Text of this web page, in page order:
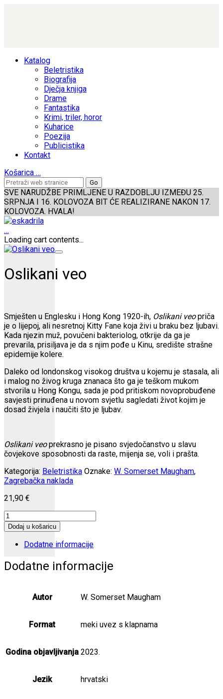
Katalog
Beletristika
Biografija
Dječja knjiga
Drame
Fantastika
Krimi, triler, horor
Kuharice
Poezija
Publicistika
Kontakt
Košarica …
SVE NARUDŽBE PRIMLJENE U RAZDOBLJU IZMEĐU 25.
SRPNJA I 16. KOLOVOZA BIT ĆE REALIZIRANE NAKON 17.
KOLOVOZA. HVALA!
…
Loading cart contents...
Oslikani veo
Smješten u Englesku i Hong Kong 1920-ih, Oslikani veopriča
je o lijepoj, ali nesretnoj Kitty Fane koja živi u braku bez ljubavi.
Kada njezin muž, povučeni bakteriolog, otkrije da ga je
prevarila, prisiljava je da s njim pođe u Kinu, središte strašne
epidemije kolere.
Daleko od londonskog visokog društva u kojemu je stasala, ali
i malog no živog kruga znanaca što ga je teškom mukom
stvorila u Hong Kongu, sada je pod pritiskom novoprobuđene
savjesti prinuđena u novom svjetlu sagledati život kojim je
dosad živjela i naučiti što je ljubav.
Oslikani veoprekrasno je pisano svjedočanstvo u slavu
čovjekove sposobnosti da raste, mijenja se, voli i prašta.
Kategorija: Beletristika Oznake: W. Somerset Maugham,
Zagrebačka naklada
21,90 €
Oslikani
veo
količina
Dodaj u košaricu
Dodatne informacije
Dodatne informacije
Autor W. Somerset Maugham
Format meki uvez s klapnama
Godina objavljivanja 2023.
Jezik hrvatski